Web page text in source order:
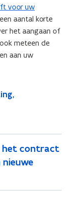
voor uw
aantal korte
het aangaan of
meteen de
aan uw
het contract
nieuwe